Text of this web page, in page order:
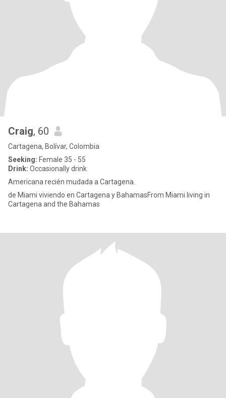
Craig, 60
Cartagena, Bolívar, Colombia
Seeking: Female 35 - 55
Drink: Occasionally drink
Americana recién mudada a Cartagena.
de Miami viviendo en Cartagena y BahamasFrom Miami living in
Cartagena and the Bahamas